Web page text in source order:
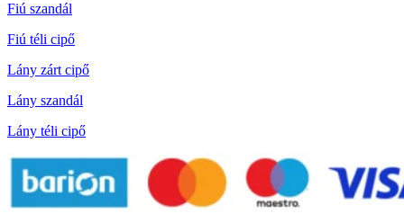
Fiú szandál
Fiú téli cipő
Lány zárt cipő
Lány szandál
Lány téli cipő